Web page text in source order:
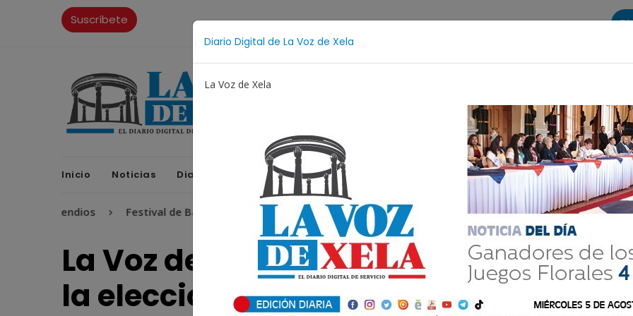
Diario Digital de La Voz de Xela
La Voz de Xela
Suscríbete
Inicio Noticias Diario Digital Opiniones La Voz de Xela Sports Contáctanos LA VOZ 25
Festival de Bandas 2026 Proceso Judicial Fátima Bosch Desaparecida Alerta Isabel-
La Voz de Xelafer está en vivo con
la elección de la Reina Nacional